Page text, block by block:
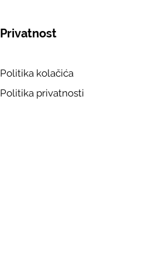
Privatnost
Politika kolačića
Politika privatnosti